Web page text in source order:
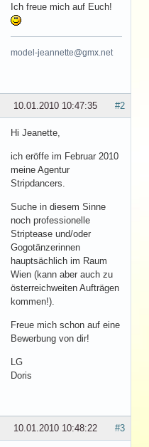
Ich freue mich auf Euch!
model-jeannette@gmx.net
#2
10.01.2010 10:47:35
Hi Jeanette,
ich eröffe im Februar 2010
meine Agentur
Stripdancers.
Suche in diesem Sinne
noch professionelle
Striptease und/oder
Gogotänzerinnen
hauptsächlich im Raum
Wien (kann aber auch zu
österreichweiten Aufträgen
kommen!).
Freue mich schon auf eine
Bewerbung von dir!
LG
Doris
#3
10.01.2010 10:48:22